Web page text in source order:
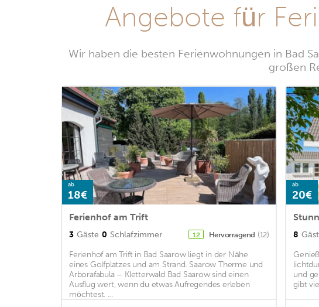
Angebote für
Wir haben die besten Ferienwohnungen in Bad
großen
ab
18€
Ferienhof am Trift
3 Gäste 0 Schlafzimmer 12 Hervorragend (12)
Ferienhof am Trift in Bad Saarow liegt in der Nähe
eines Golfplatzes und am Strand. Saarow Therme und
Arborafabula – Kletterwald Bad Saarow sind einen
Ausflug wert, wenn du etwas Aufregendes erleben
möchtest. ...
ab
20€
8
und
gibt